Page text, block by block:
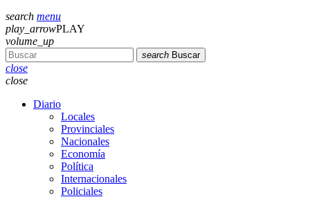
search menu
play_arrowPLAY
volume_up
search Buscar
close
close
Diario
Locales
Provinciales
Nacionales
Economía
Política
Internacionales
Policiales